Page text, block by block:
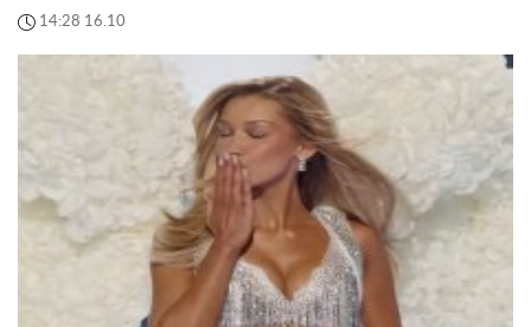
14:28 16.10